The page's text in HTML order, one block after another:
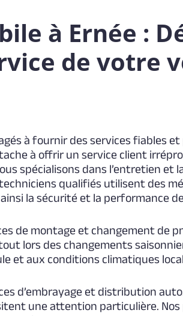
à Ernée :
de votre
à fournir des services fiables
à offrir un service client
spécialisons dans l’entretien
qualifiés utilisent des
la sécurité et la performance
de montage et changement de
lors des changements
et aux conditions climatiques
d’embrayage et distribution
une attention particulière. Nos